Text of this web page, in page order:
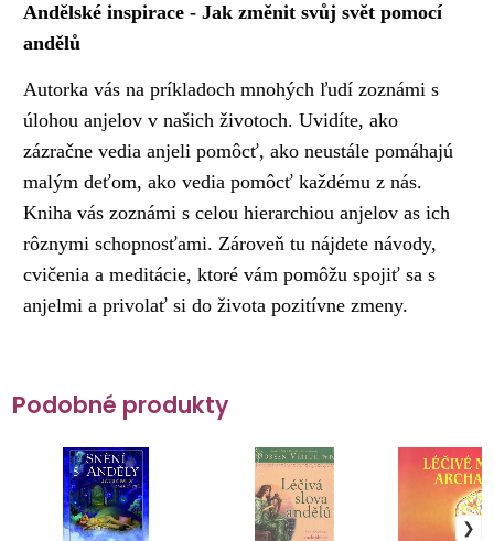
Andělské inspirace - Jak změnit svůj svět pomocí
andělů
Autorka vás na príkladoch mnohých ľudí zoznámi s
úlohou anjelov v našich životoch. Uvidíte, ako
zázračne vedia anjeli pomôcť, ako neustále pomáhajú
malým deťom, ako vedia pomôcť každému z nás.
Kniha vás zoznámi s celou hierarchiou anjelov as ich
rôznymi schopnosťami. Zároveň tu nájdete návody,
cvičenia a meditácie, ktoré vám pomôžu spojiť sa s
anjelmi a privolať si do života pozitívne zmeny.
Podobné produkty